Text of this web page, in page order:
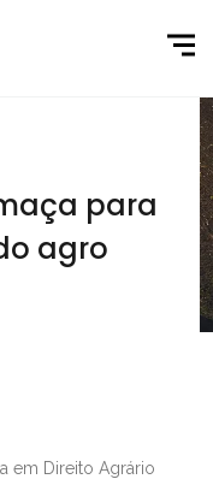
para
agro
em Direito Agrário